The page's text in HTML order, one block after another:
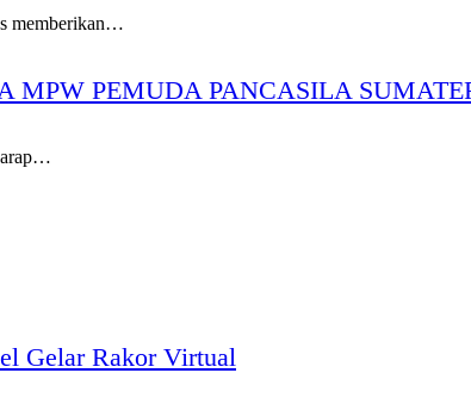
memberikan…
PEMUDA PANCASILA
Gelar Rakor Virtual